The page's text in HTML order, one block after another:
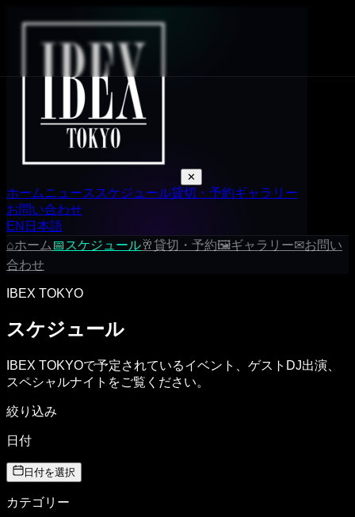
✕
ホームニュース スケジュール貸切・予約ギャラリー
お問い合わせ
EN 日本語
⌂ホーム 📅 スケジュール🥂貸切・予約🖼ギャラリー✉お問い
合わせ
IBEX TOKYO
スケジュール
IBEX TOKYOで予定されているイベント、ゲストDJ出演、
スペシャルナイトをご覧ください。
絞り込み
日付
日付を選択
カテゴリー